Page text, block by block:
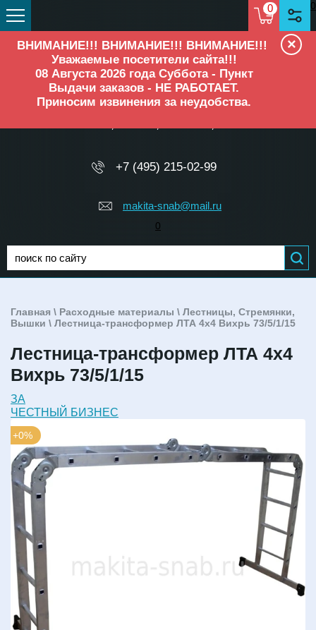
0 0
ВНИМАНИЕ!!! ВНИМАНИЕ!!! ВНИМАНИЕ!!!
Уважаемые посетители сайта!!!
08 Августа 2026 года Суббота - Пункт
Выдачи заказов - НЕ РАБОТАЕТ.
Приносим извинения за неудобства.
×
ОФИЦИАЛЬНЫЙ ДИЛЕР
+7 (495) 215-02-99
makita-snab@mail.ru
0
Главная \ Расходные материалы \ Лестницы, Стремянки,
Вышки \ Лестница-трансформер ЛТА 4х4 Вихрь 73/5/1/15
Лестница-трансформер ЛТА 4х4
Вихрь 73/5/1/15
ЗА
ЧЕСТНЫЙ БИЗНЕС
+0%